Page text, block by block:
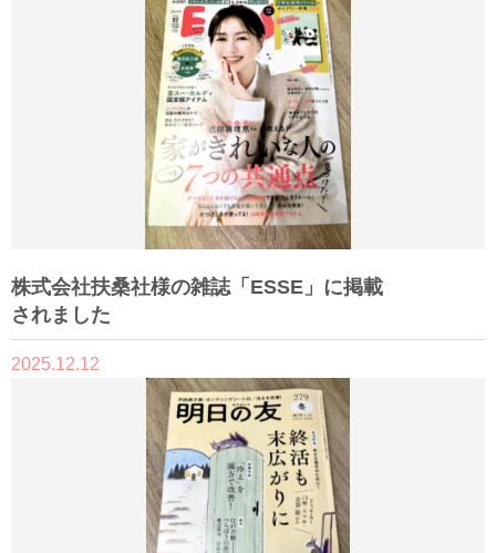
株式会社扶桑社様の雑誌「ESSE」に掲載
されました
2025.12.12